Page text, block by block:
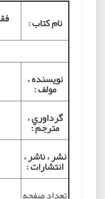
نام کتاب :
نويسنده ،
مولف :
گرداوري ،
مترجم :
نشر ، ناشر ،
انتشارات :